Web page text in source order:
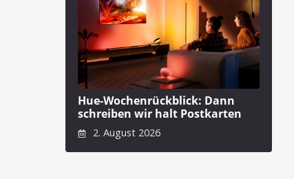
Hue-Wochenrückblick: Dann
schreiben wir halt Postkarten
2. August 2026